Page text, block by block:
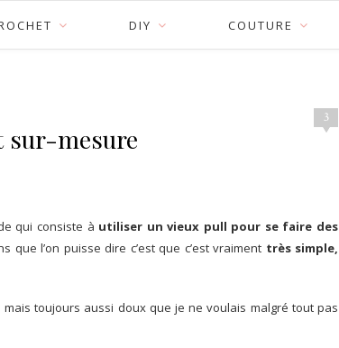
DIY COUTURE
3
sur-mesure
qui consiste à utiliser un vieux pull pour se faire des
que l’on puisse dire c’est que c’est vraiment très simple,
toujours aussi doux que je ne voulais malgré tout pas